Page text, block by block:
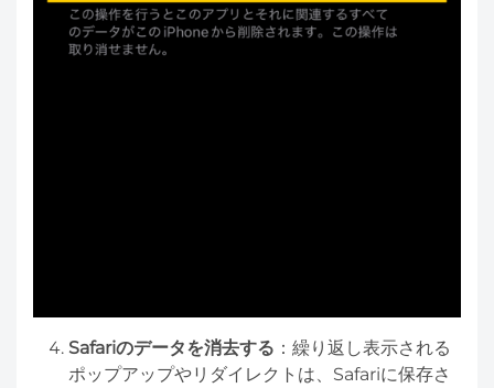
Safariのデータを消去する ：繰り返し表示される
ポップアップやリダイレクトは、Safariに保存さ